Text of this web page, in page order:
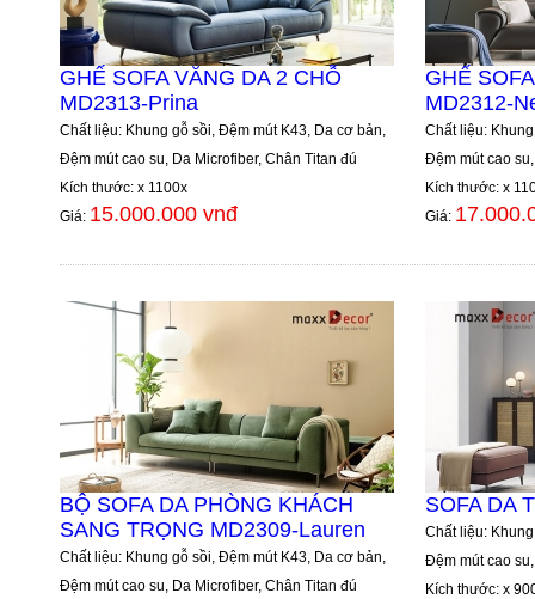
GHẾ SOFA VĂNG DA 2 CHỖ
MD2313-Prina
Chất liệu: Khung gỗ sồi, Đệm mút K43, Da cơ bản,
Đệm mút cao su, Da Microfiber, Chân Titan đú
Kích thước: x 1100x
Giá: 15.000.000 vnđ
GHẾ
MD2312-
Chất liệu:
Đệm mút cao
Kích thước: x
Giá:
BỘ SOFA DA PHÒNG KHÁCH
SANG TRỌNG MD2309-Lauren
Chất liệu: Khung gỗ sồi, Đệm mút K43, Da cơ bản,
Đệm mút cao su, Da Microfiber, Chân Titan đú
SOFA DA
Chất liệu:
Đệm mút cao
Kích thước: x